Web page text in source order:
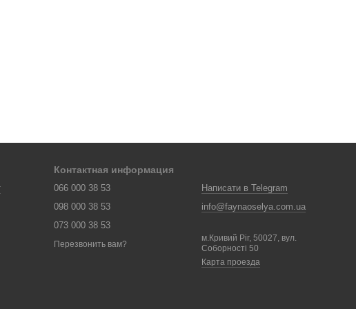
Контактная информация
066 000 38 53
098 000 38 53
073 000 38 53
Перезвонить вам?
Написати в Telegram
info@faynaoselya.com.ua
м.Кривий Ріг, 50027, вул.
Соборності 50
Карта проезда